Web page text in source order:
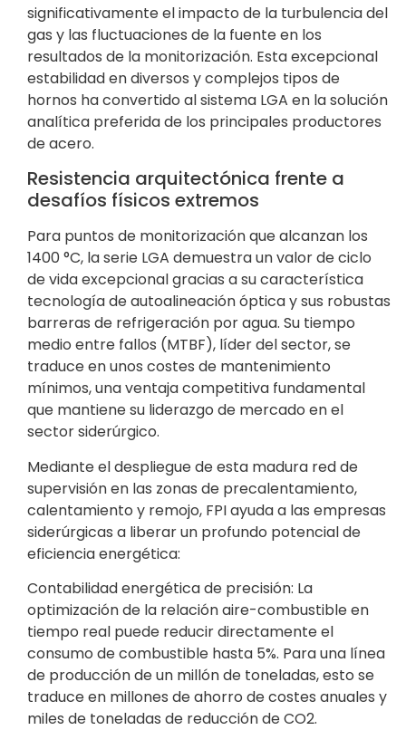
significativamente el impacto de la turbulencia del
gas y las fluctuaciones de la fuente en los
resultados de la monitorización. Esta excepcional
estabilidad en diversos y complejos tipos de
hornos ha convertido al sistema LGA en la solución
analítica preferida de los principales productores
de acero.
Resistencia arquitectónica frente a
desafíos físicos extremos
Para puntos de monitorización que alcanzan los
1400 °C, la serie LGA demuestra un valor de ciclo
de vida excepcional gracias a su característica
tecnología de autoalineación óptica y sus robustas
barreras de refrigeración por agua. Su tiempo
medio entre fallos (MTBF), líder del sector, se
traduce en unos costes de mantenimiento
mínimos, una ventaja competitiva fundamental
que mantiene su liderazgo de mercado en el
sector siderúrgico.
Mediante el despliegue de esta madura red de
supervisión en las zonas de precalentamiento,
calentamiento y remojo, FPI ayuda a las empresas
siderúrgicas a liberar un profundo potencial de
eficiencia energética:
Contabilidad energética de precisión: La
optimización de la relación aire-combustible en
tiempo real puede reducir directamente el
consumo de combustible hasta 5%. Para una línea
de producción de un millón de toneladas, esto se
traduce en millones de ahorro de costes anuales y
miles de toneladas de reducción de CO2.